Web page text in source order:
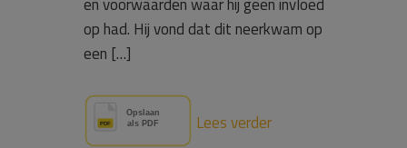
op had. Hij vond dat dit neerkwam op
een […]
Lees verder